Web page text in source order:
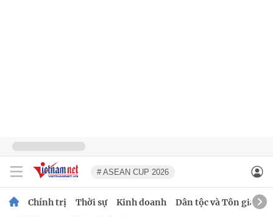
# ASEAN CUP 2026
Chính trị Thời sự Kinh doanh Dân tộc và Tôn giáo